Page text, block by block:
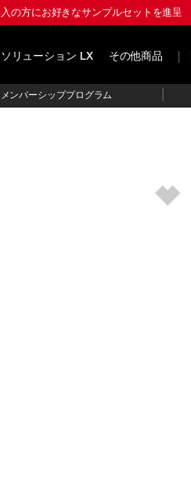
の方にお好きなサンプルセットを進呈
リューション LX その他商品
メンバーシッププログラム